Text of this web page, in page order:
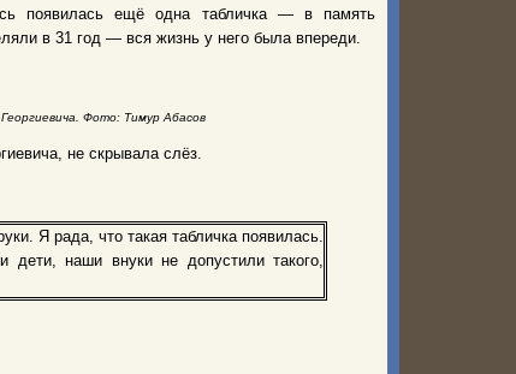
появилась ещё одна табличка — в память
в 31 год — вся жизнь у него была впереди.
Фото: Тимур Абасов
не скрывала слёз.
Я рада, что такая табличка появилась.
наши внуки не допустили такого,